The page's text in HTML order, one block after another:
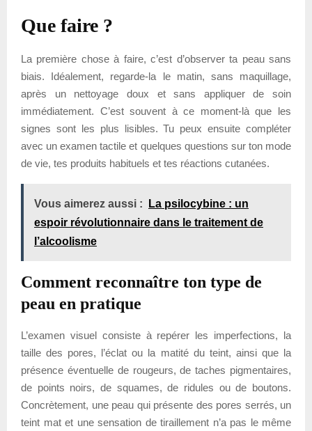
Que faire ?
La première chose à faire, c’est d’observer ta peau sans
biais. Idéalement, regarde-la le matin, sans maquillage,
après un nettoyage doux et sans appliquer de soin
immédiatement. C’est souvent à ce moment-là que les
signes sont les plus lisibles. Tu peux ensuite compléter
avec un examen tactile et quelques questions sur ton mode
de vie, tes produits habituels et tes réactions cutanées.
Vous aimerez aussi :
La psilocybine : un
espoir révolutionnaire dans le traitement de
l’alcoolisme
Comment reconnaître ton type de
peau en pratique
L’examen visuel consiste à repérer les imperfections, la
taille des pores, l’éclat ou la matité du teint, ainsi que la
présence éventuelle de rougeurs, de taches pigmentaires,
de points noirs, de squames, de ridules ou de boutons.
Concrètement, une peau qui présente des pores serrés, un
teint mat et une sensation de tiraillement n’a pas le même